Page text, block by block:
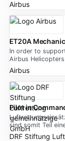
Airbus
ET20A
In order to
Airbus
Airbus
Pilot in
sind somit Teil
DRF Stiftung